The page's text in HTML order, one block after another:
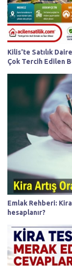
Kilis'te Satılık
Çok Tercih Edilen
Emlak Rehberi: Kira
hesaplanır?